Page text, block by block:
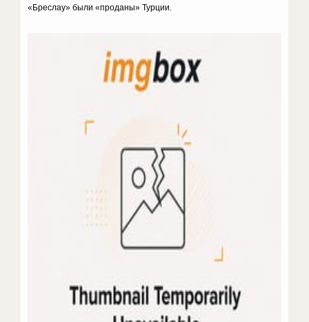
«Бреслау» были «проданы» Турции.